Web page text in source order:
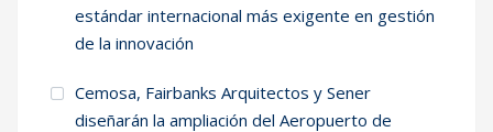
estándar internacional más exigente en gestión
de la innovación
Cemosa, Fairbanks Arquitectos y Sener
diseñarán la ampliación del Aeropuerto de